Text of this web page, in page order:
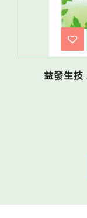
益發生